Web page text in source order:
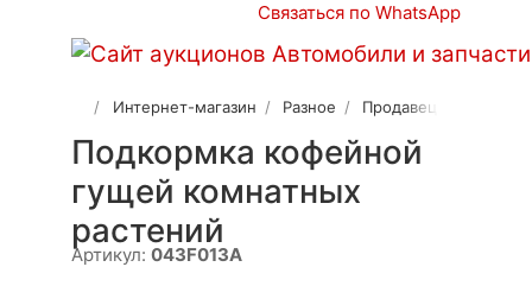
Связаться по WhatsApp
Интернет-магазин Разное Продавец 2
Подкормка кофейной
гущей комнатных
растений
Артикул: 043F013A